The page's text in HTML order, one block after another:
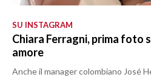
SU INSTAGRAM
Chiara Ferragni, prima foto
amore
Anche il manager colombiano José